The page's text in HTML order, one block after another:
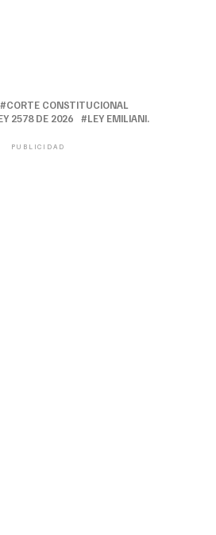
CORTE CONSTITUCIONAL
2578 DE 2026 LEY EMILIANI.
PUBLICIDAD